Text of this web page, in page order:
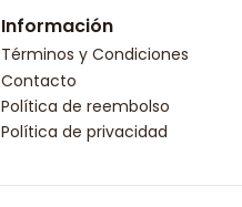
Información
Términos y Condiciones
Contacto
Política de reembolso
Política de privacidad